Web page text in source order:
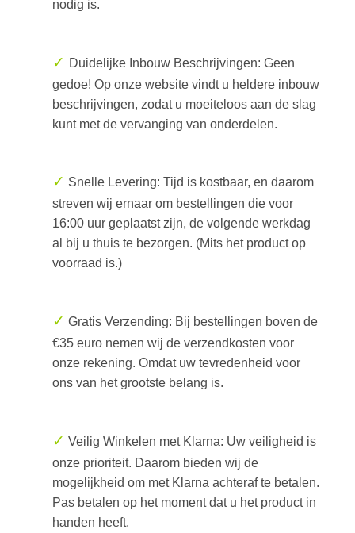
nodig is.
✓ Duidelijke Inbouw Beschrijvingen: Geen
gedoe! Op onze website vindt u heldere inbouw
beschrijvingen, zodat u moeiteloos aan de slag
kunt met de vervanging van onderdelen.
✓ Snelle Levering: Tijd is kostbaar, en daarom
streven wij ernaar om bestellingen die voor
16:00 uur geplaatst zijn, de volgende werkdag
al bij u thuis te bezorgen. (Mits het product op
voorraad is.)
✓ Gratis Verzending: Bij bestellingen boven de
€35 euro nemen wij de verzendkosten voor
onze rekening. Omdat uw tevredenheid voor
ons van het grootste belang is.
✓ Veilig Winkelen met Klarna: Uw veiligheid is
onze prioriteit. Daarom bieden wij de
mogelijkheid om met Klarna achteraf te betalen.
Pas betalen op het moment dat u het product in
handen heeft.